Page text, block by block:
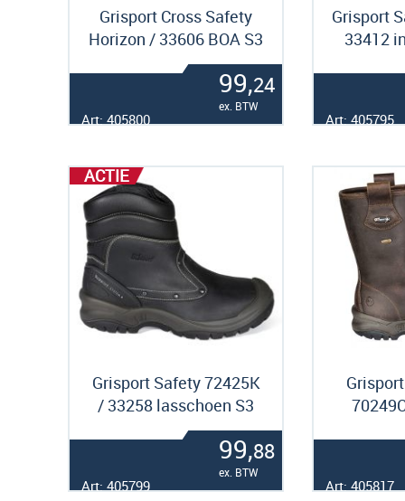
Grisport Cross Safety
Horizon / 33606 BOA S3
99,24
ex. BTW
Art: 405800
Grisport
33412
Art: 405795
ACTIE
Grisport Safety 72425K
/ 33258 lasschoen S3
99,88
ex. BTW
Art: 405799 Art: 405817